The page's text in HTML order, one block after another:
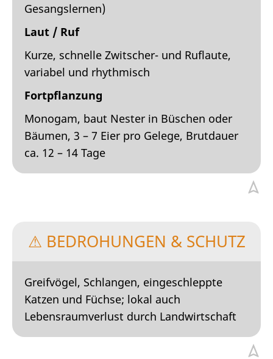
Gesangslernen)
Laut / Ruf
Kurze, schnelle Zwitscher- und Ruflaute,
variabel und rhythmisch
Fortpflanzung
Monogam, baut Nester in Büschen oder
Bäumen, 3 – 7 Eier pro Gelege, Brutdauer
ca. 12 – 14 Tage
⚠ BEDROHUNGEN & SCHUTZ
Greifvögel, Schlangen, eingeschleppte
Katzen und Füchse; lokal auch
Lebensraumverlust durch Landwirtschaft